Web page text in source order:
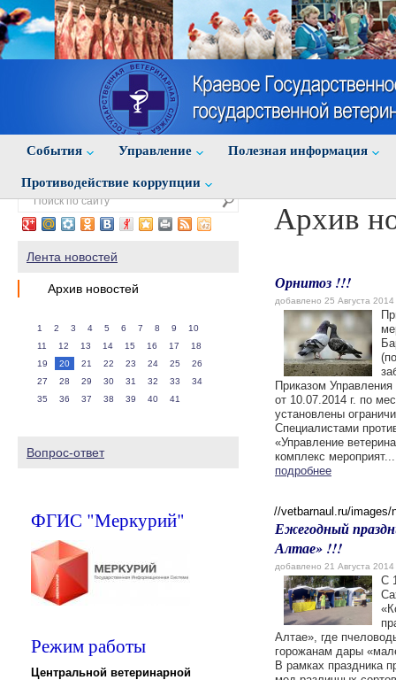
События Управление Полезная информация
Противодействие коррупции
Лента новостей
Архив новостей
1 2 3 4 5 6 7 8 9
10
11
12 13 14 15 16 17
18
19
20 21 22 23 24 25
26
27
28 29 30 31 32 33
34
35
36 37 38 39 40 41
Вопрос-ответ
ФГИС "Меркурий"
Режим работы
Центральной ветеринарной
Архив
Орнитоз !!!
добавлено 25 Августа 2014
Приказом
от 10.07.2014 г. по
установлены
Специалистами
«Управление
комплекс мероприят...
подробнее
//vetbarnaul.ru/images/
Ежегодный
Алтае» !!!
добавлено 21 Августа 2014
С
Алтае», где
горожанам дары
В рамках праздника